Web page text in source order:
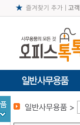
즐겨찾기 추가| 고객
일반사무용품 >